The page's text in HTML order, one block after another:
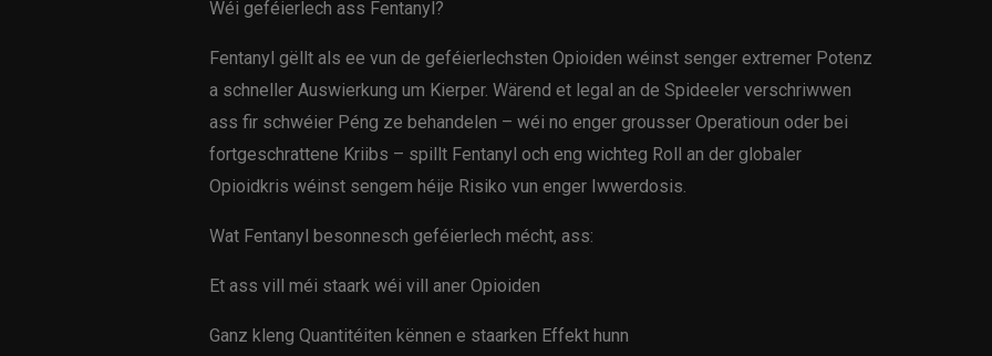
Wéi geféierlech ass Fentanyl?
Fentanyl gëllt als ee vun de geféierlechsten Opioiden wéinst senger extremer Potenz
a schneller Auswierkung um Kierper. Wärend et legal an de Spideeler verschriwwen
ass fir schwéier Péng ze behandelen – wéi no enger grousser Operatioun oder bei
fortgeschrattene Kriibs – spillt Fentanyl och eng wichteg Roll an der globaler
Opioidkris wéinst sengem héije Risiko vun enger Iwwerdosis.
Wat Fentanyl besonnesch geféierlech mécht, ass:
Et ass vill méi staark wéi vill aner Opioiden
Ganz kleng Quantitéiten kënnen e staarken Effekt hunn